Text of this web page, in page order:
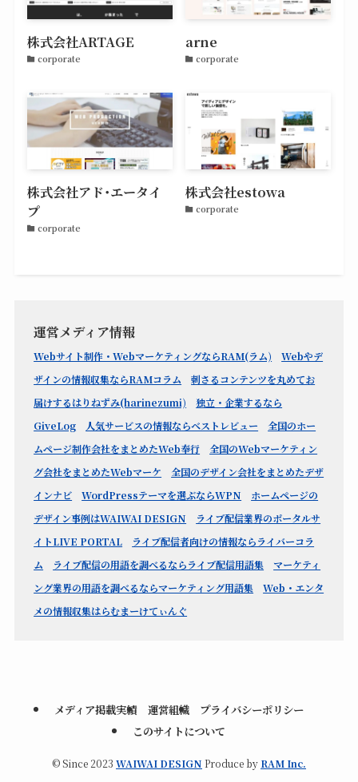
株式会社ARTAGE
corporate
arne
corporate
株式会社アド･エータイ
プ
corporate
株式会社estowa
corporate
運営メディア情報
Webサイト制作・WebマーケティングならRAM(ラム)
Webやデ
ザインの情報収集ならRAMコラム
刺さるコンテンツを丸めてお
届けするはりねずみ(harinezumi)
独立・企業するなら
GiveLog
人気サービスの情報ならベストレビュー
全国のホー
ムページ制作会社をまとめたWeb奉行
全国のWebマーケティン
グ会社をまとめたWebマーケ
全国のデザイン会社をまとめたデザ
インナビ
WordPressテーマを選ぶならWPN
ホームページの
デザイン事例はWAIWAI DESIGN
ライブ配信業界のポータルサ
イトLIVE PORTAL
ライブ配信者向けの情報ならライバーコラ
ム
ライブ配信の用語を調べるならライブ配信用語集
マーケティ
ング業界の用語を調べるならマーケティング用語集
Web・エンタ
メの情報収集はらむまーけてぃんぐ
メディア掲載実績 運営組織
プライバシーポリシー
このサイトについて
©Since 2023 WAIWAI DESIGN Produce by RAM Inc.